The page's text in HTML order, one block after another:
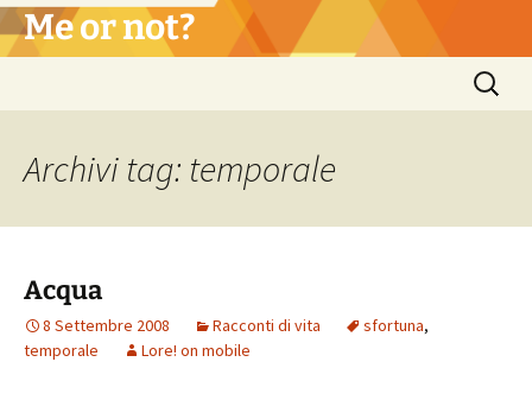
Vai
al Me or not?
Ricerca
per:
Archivi tag: temporale
Acqua
8 Settembre 2008 Racconti di vita sfortuna,
temporale
Lore! on mobile